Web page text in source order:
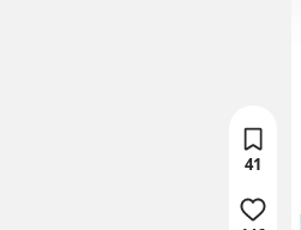
41